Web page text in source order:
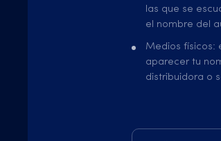
las que se
el nombre del
Medios físicos:
aparecer tu
distribuidora o